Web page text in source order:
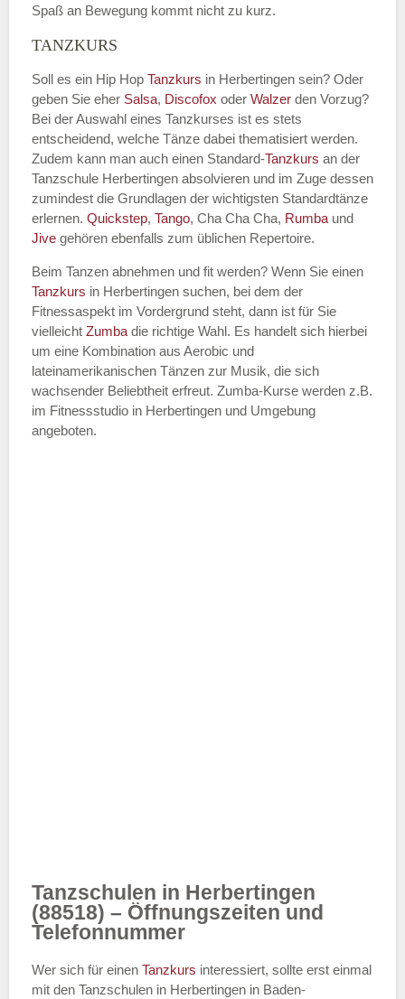
Spaß an Bewegung kommt nicht zu kurz.
TANZKURS
Soll es ein Hip Hop Tanzkurs in Herbertingen sein? Oder
geben Sie eher Salsa, Discofox oder Walzer den Vorzug?
Bei der Auswahl eines Tanzkurses ist es stets
entscheidend, welche Tänze dabei thematisiert werden.
Zudem kann man auch einen Standard-Tanzkurs an der
Tanzschule Herbertingen absolvieren und im Zuge dessen
zumindest die Grundlagen der wichtigsten Standardtänze
erlernen. Quickstep, Tango, Cha Cha Cha, Rumba und
Jive gehören ebenfalls zum üblichen Repertoire.
Beim Tanzen abnehmen und fit werden? Wenn Sie einen
Tanzkurs in Herbertingen suchen, bei dem der
Fitnessaspekt im Vordergrund steht, dann ist für Sie
vielleicht Zumba die richtige Wahl. Es handelt sich hierbei
um eine Kombination aus Aerobic und
lateinamerikanischen Tänzen zur Musik, die sich
wachsender Beliebtheit erfreut. Zumba-Kurse werden z.B.
im Fitnessstudio in Herbertingen und Umgebung
angeboten.
Tanzschulen in Herbertingen
(88518) – Öffnungszeiten und
Telefonnummer
Wer sich für einen Tanzkurs interessiert, sollte erst einmal
mit den Tanzschulen in Herbertingen in Baden-